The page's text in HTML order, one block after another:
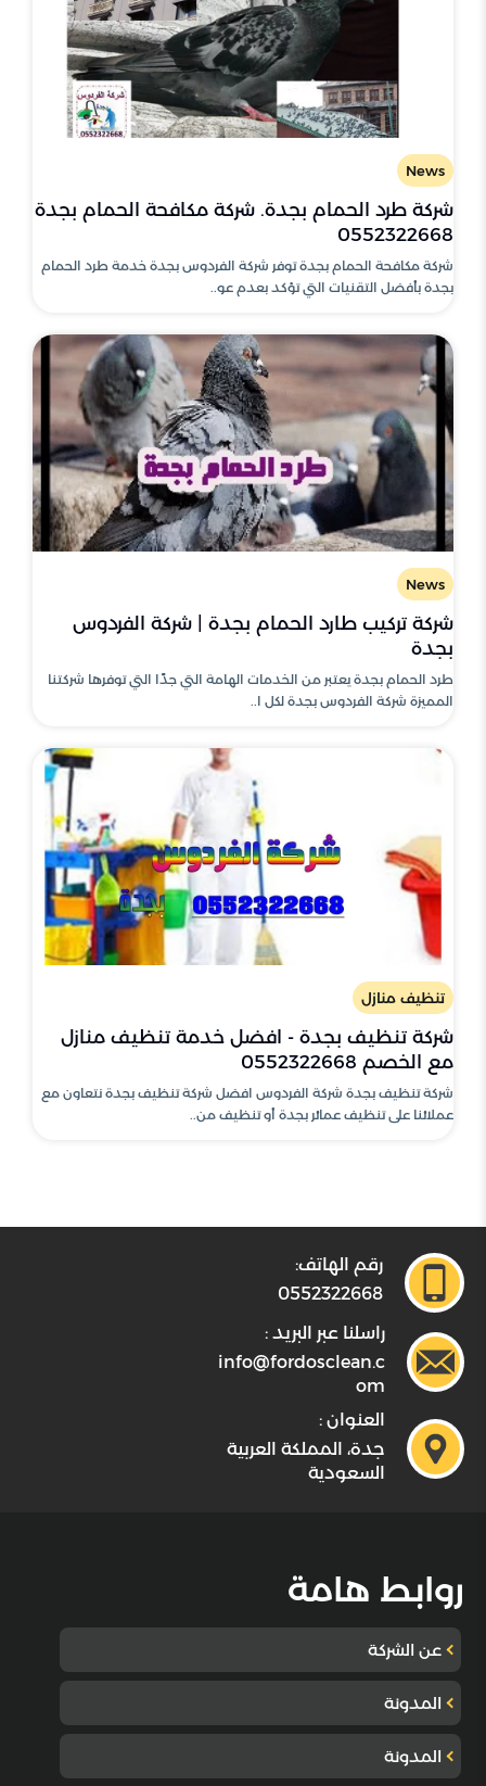
News
شركة طرد الحمام بجدة. شركة مكافحة الحمام بجدة
0552322668
شركة مكافحة الحمام بجدة توفر شركة الفردوس بجدة خدمة طرد الحمام
بجدة بأفضل التقنيات التي تؤكد بعدم عو..
News
شركة تركيب طارد الحمام بجدة | شركة الفردوس
بجدة
طرد الحمام بجدة يعتبر من الخدمات الهامة التي جدًا التي توفرها شركتنا
المميزة شركة الفردوس بجدة لكل ا..
تنظيف منازل
شركة تنظيف بجدة - افضل خدمة تنظيف منازل
مع الخصم 0552322668
شركة تنظيف بجدة شركة الفردوس افضل شركة تنظيف بجدة نتعاون مع
عملائنا على تنظيف عمائر بجدة أو تنظيف من..
رقم الهاتف:
0552322668
راسلنا عبر البريد :
info@fordosclean.c
om
العنوان :
جدة، المملكة العربية
السعودية
روابط هامة
عن الشركة
المدونة
المدونة